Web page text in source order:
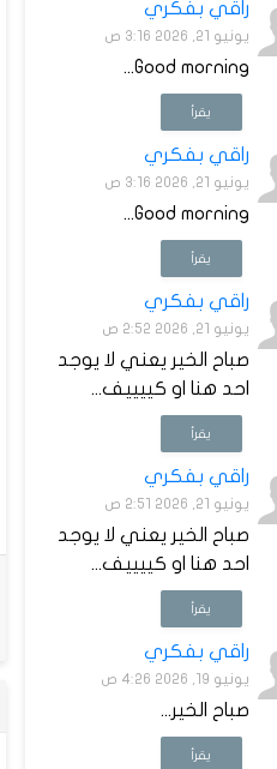
راقي بفكري
يونيو 21, 2026 3:16 ص
Good morning...
يقرأ
راقي بفكري
يونيو 21, 2026 3:16 ص
Good morning...
يقرأ
راقي بفكري
يونيو 21, 2026 2:52 ص
صباح الخير يعني لا يوجد
احد هنا او كييييف...
يقرأ
راقي بفكري
يونيو 21, 2026 2:51 ص
صباح الخير يعني لا يوجد
احد هنا او كييييف...
يقرأ
راقي بفكري
يونيو 19, 2026 4:26 ص
صباح الخير...
يقرأ